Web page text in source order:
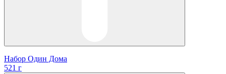
Набор Один Дома
521 г